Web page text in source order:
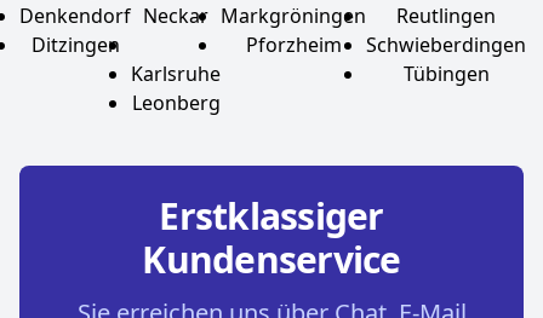
Denkendorf
Ditzingen
Neckar
Karlsruhe
Leonberg
Markgröningen
Pforzheim
Reutlingen
Schwieberdingen
Tübingen
Erstklassiger
Kundenservice